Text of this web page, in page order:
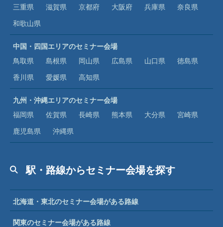
三重県
滋賀県 京都府 大阪府 兵庫県
奈良県
和歌山県
中国・四国エリアのセミナー会場
鳥取県
島根県 岡山県 広島県 山口県
徳島県
香川県
愛媛県 高知県
九州・沖縄エリアのセミナー会場
福岡県
佐賀県 長崎県 熊本県 大分県
宮崎県
鹿児島県
沖縄県
駅・路線からセミナー会場を探す
北海道・東北のセミナー会場がある路線
関東のセミナー会場がある路線